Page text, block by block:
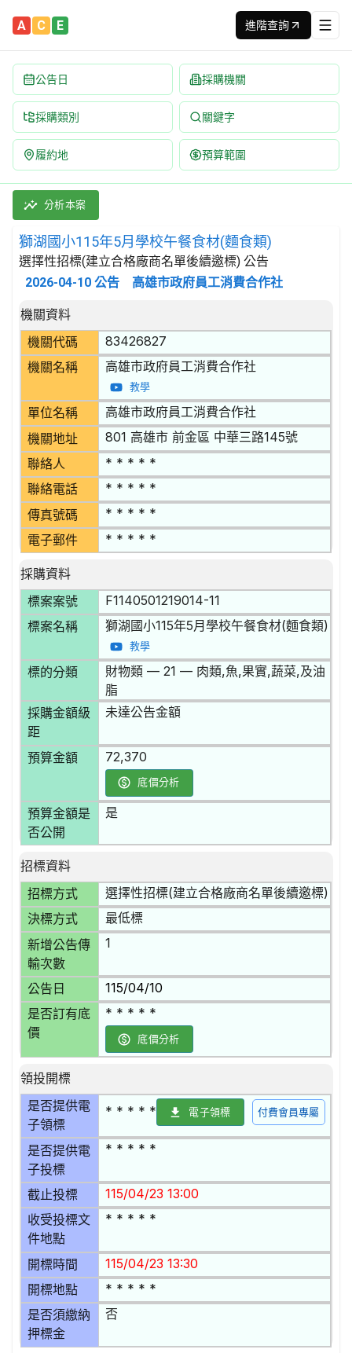
A C E 進階查詢
公告日 採購機關
採購類別 關鍵字
履約地 預算範圍
獅湖國小115年5月學校午餐食材(麵食類) 招標公告 | 案號：
採購類別：財物類 肉類,魚,果實,蔬菜,及油脂 | 招標方式：
分析本案
獅湖國小115年5月學校午餐食材(麵食類)
選擇性招標(建立合格廠商名單後續邀標) 公告
2026-04-10 公告 高雄市政府員工消費合作社
招標公告詳細內容
機關資料
機關代碼
83426827
機關名稱 高雄市政府員工消費合作社
教學
單位名稱 高雄市政府員工消費合作社
機關地址 801 高雄市 前金區 中華三路145號
聯絡人 * * * * *
聯絡電話 * * * * *
傳真號碼 * * * * *
電子郵件 * * * * *
採購資料
標案案號
F1140501219014-11
標案名稱 獅湖國小115年5月學校午餐食材(麵食類)
教學
標的分類
財物類 — 21 — 肉類,魚,果實,蔬菜,及油
脂
採購金額級
距
未達公告金額
預算金額 72,370
底價分析
預算金額是
否公開
是
招標資料
招標方式
選擇性招標(建立合格廠商名單後續邀標)
決標方式 最低標
新增公告傳
輸次數
1
公告日 115/04/10
是否訂有底
價
* * * * *
底價分析
領投開標
是否提供電
子領標
* * * * * 電子領標 付費會員專屬
是否提供電
子投標
* * * * *
截止投標 115/04/23 13:00
收受投標文
件地點
* * * * *
開標時間 115/04/23 13:30
開標地點 * * * * *
是否須繳納
押標金
否